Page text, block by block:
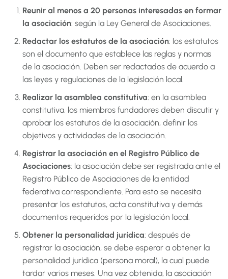
Reunir al menos a 20 personas interesadas en formar
la asociación: según la Ley General de Asociaciones.
Redactar los estatutos de la asociación: los estatutos
son el documento que establece las reglas y normas
de la asociación. Deben ser redactados de acuerdo a
las leyes y regulaciones de la legislación local.
Realizar la asamblea constitutiva: en la asamblea
constitutiva, los miembros fundadores deben discutir y
aprobar los estatutos de la asociación, definir los
objetivos y actividades de la asociación.
Registrar la asociación en el Registro Público de
Asociaciones: la asociación debe ser registrada ante el
Registro Público de Asociaciones de la entidad
federativa correspondiente. Para esto se necesita
presentar los estatutos, acta constitutiva y demás
documentos requeridos por la legislación local.
Obtener la personalidad jurídica: después de
registrar la asociación, se debe esperar a obtener la
personalidad jurídica (persona moral), la cual puede
tardar varios meses. Una vez obtenida, la asociación